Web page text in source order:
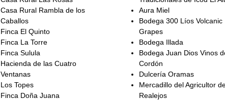
Casa Rural Rambla de los
Caballos
Finca El Quinto
Finca La Torre
Finca Sulula
Hacienda de las Cuatro
Ventanas
Los Topes
Finca Doña Juana
Aura Miel
Bodega 300 Líos Volcanic
Grapes
Bodega Illada
Bodega Juan Dios Vinos
Cordón
Dulcería Oramas
Mercadillo del Agricultor
Realejos